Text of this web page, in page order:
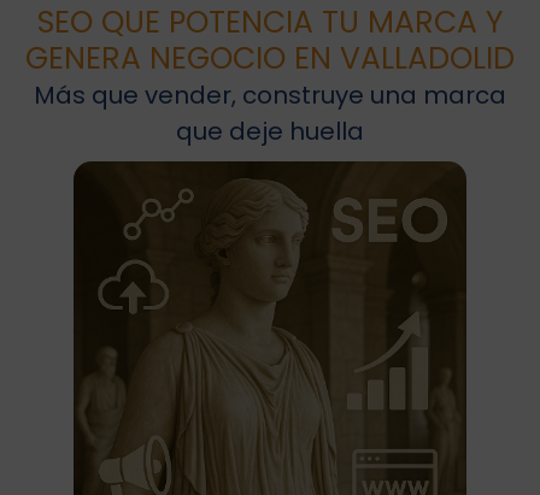
SEO QUE POTENCIA TU MARCA Y
GENERA NEGOCIO EN VALLADOLID
Más que vender, construye una marca
que deje huella